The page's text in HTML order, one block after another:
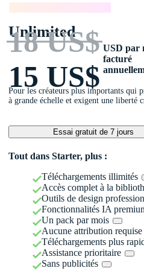
Unlimited
18 US$
15 US$
USD par
facturé
Pour les créateurs plus importants qui
à grande échelle et exigent une liberté
Essai gratuit de 7 jours
Tout dans Starter, plus :
Téléchargements illimités
Accès complet à la
Outils de design
Fonctionnalités IA
Un pack par mois
Aucune attribution requise
Téléchargements plus
Assistance prioritaire
Sans publicités